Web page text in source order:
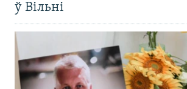
ў Вільні